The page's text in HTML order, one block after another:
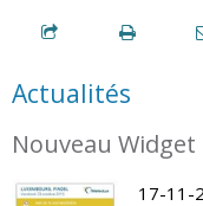
Actualités
Nouveau
17-11-